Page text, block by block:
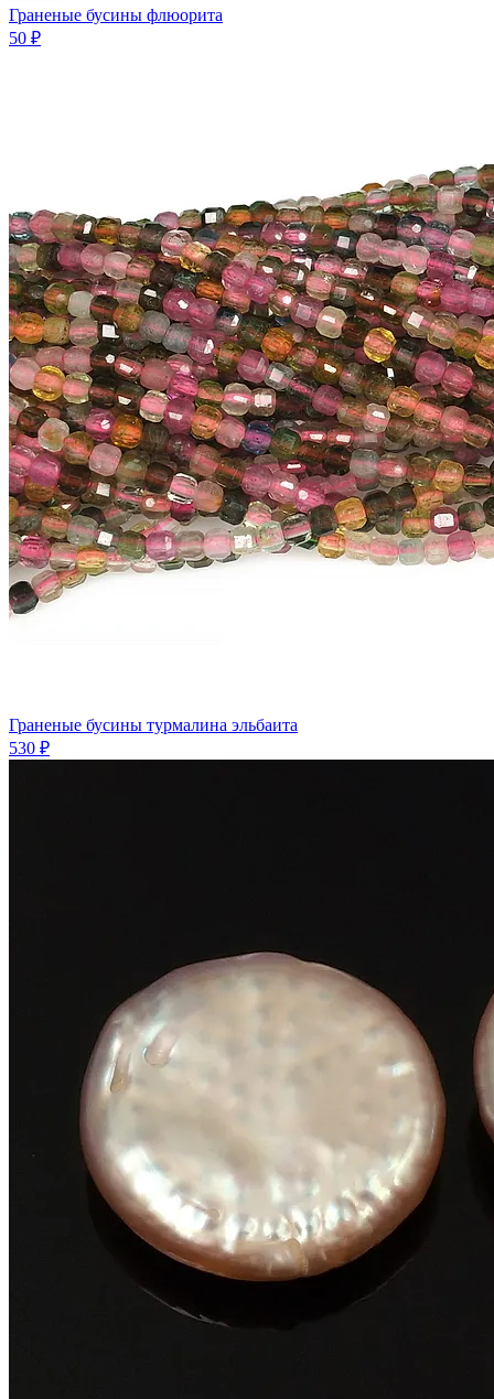
Граненые бусины флюорита
50 ₽
Граненые бусины турмалина эльбаита
530 ₽